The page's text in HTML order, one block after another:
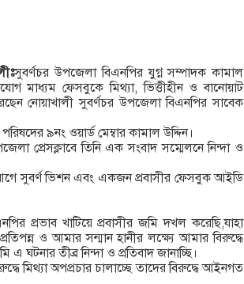
সুবর্ণচর উপজেলা বিএনপির যুগ্ন সম্পাদক কামাল
মাধ্যম ফেসবুকে মিথ্যা, ভিত্তীহীন ও বানোয়াট
নোয়াখালী সুবর্ণচর উপজেলা বিএনপির সাবেক
৯নং ওয়ার্ড মেম্বার কামাল উদ্দিন।
প্রেসক্লাবে তিনি এক সংবাদ সম্মেলনে নিন্দা ও
সুবর্ণ ভিশন এবং একজন প্রবাসীর ফেসবুক আইডি
প্রভাব খাটিয়ে প্রবাসীর জমি দখল করেছি,যাহা
ও আমার সন্মান হানীর লক্ষ্যে আমার বিরুদ্ধে
ঘটনার তীব্র নিন্দা ও প্রতিবাদ জানাচ্ছি।
মিথ্যা অপপ্রচার চালাচ্ছে তাদের বিরুদ্ধে আইনগত